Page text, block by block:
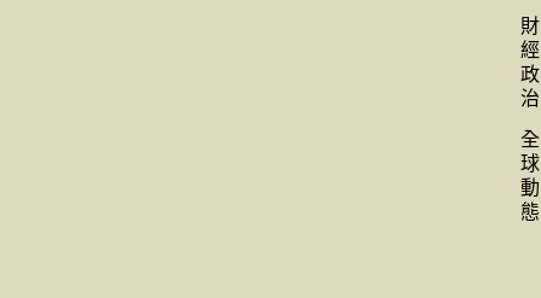
財
經
政
治
全
球
動
態